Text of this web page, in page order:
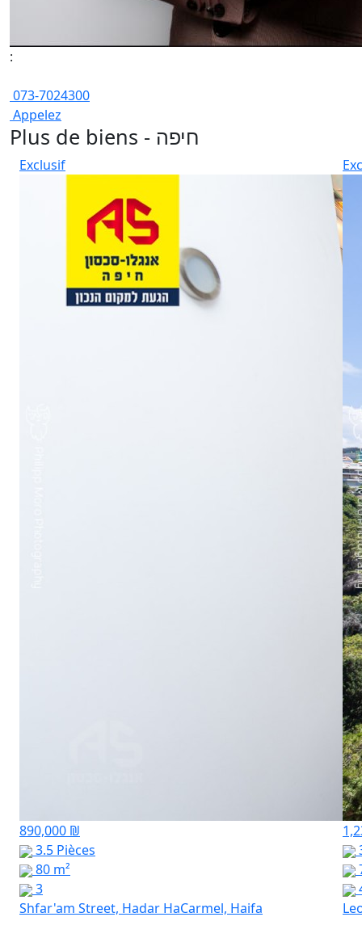
:
073-7024300
Appelez
Plus de biens - חיפה
Exclusif
890,000 ₪
3.5 Pièces
80 m²
3
Shfar'am Street, Hadar HaCarmel, Haifa